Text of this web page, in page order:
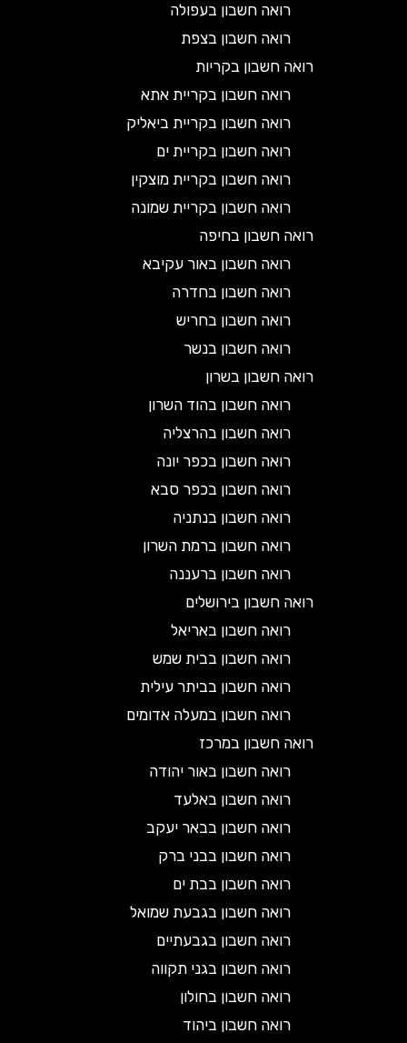
רואה חשבון בעפולה
רואה חשבון בצפת
רואה חשבון בקריות
רואה חשבון בקריית אתא
רואה חשבון בקריית ביאליק
רואה חשבון בקריית ים
רואה חשבון בקריית מוצקין
רואה חשבון בקריית שמונה
רואה חשבון בחיפה
רואה חשבון באור עקיבא
רואה חשבון בחדרה
רואה חשבון בחריש
רואה חשבון בנשר
רואה חשבון בשרון
רואה חשבון בהוד השרון
רואה חשבון בהרצליה
רואה חשבון בכפר יונה
רואה חשבון בכפר סבא
רואה חשבון בנתניה
רואה חשבון ברמת השרון
רואה חשבון ברעננה
רואה חשבון בירושלים
רואה חשבון באריאל
רואה חשבון בבית שמש
רואה חשבון בביתר עילית
רואה חשבון במעלה אדומים
רואה חשבון במרכז
רואה חשבון באור יהודה
רואה חשבון באלעד
רואה חשבון בבאר יעקב
רואה חשבון בבני ברק
רואה חשבון בבת ים
רואה חשבון בגבעת שמואל
רואה חשבון בגבעתיים
רואה חשבון בגני תקווה
רואה חשבון בחולון
רואה חשבון ביהוד